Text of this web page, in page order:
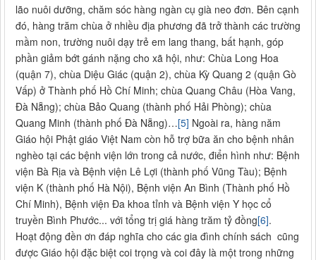
lão nuôi dưỡng, chăm sóc hàng ngàn cụ già neo đơn. Bên cạnh
đó, hàng trăm chùa ở nhiều địa phương đã trở thành các trường
mầm non, trường nuôi dạy trẻ em lang thang, bất hạnh, góp
phần giảm bớt gánh nặng cho xã hội, như: Chùa Long Hoa
(quận 7), chùa Diệu Giác (quận 2), chùa Kỳ Quang 2 (quận Gò
Vấp) ở Thành phố Hồ Chí Minh; chùa Quang Châu (Hòa Vang,
Đà Nẵng); chùa Bảo Quang (thành phố Hải Phòng); chùa
Quang Minh (thành phố Đà Nẵng)…[5] Ngoài ra, hàng năm
Giáo hội Phật giáo Việt Nam còn hỗ trợ bữa ăn cho bệnh nhân
nghèo tại các bệnh viện lớn trong cả nước, điển hình như: Bệnh
viện Bà Rịa và Bệnh viện Lê Lợi (thành phố Vũng Tàu); Bệnh
viện K (thành phố Hà Nội), Bệnh viện An Bình (Thành phố Hồ
Chí Minh), Bệnh viện Đa khoa tỉnh và Bệnh viện Y học cổ
truyền Bình Phước... với tổng trị giá hàng trăm tỷ đồng[6].
Hoạt động đền ơn đáp nghĩa cho các gia đình chính sách cũng
được Giáo hội đặc biệt coi trọng và coi đây là một trong những